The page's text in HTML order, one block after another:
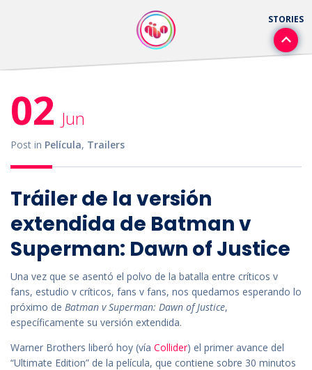
02 Jun
Post in Película, Trailers
Tráiler de la versión
extendida de Batman v
Superman: Dawn of Justice
Una vez que se asentó el polvo de la batalla entre críticos v
fans, estudio v críticos, fans v fans, nos quedamos esperando lo
próximo de Batman v Superman: Dawn of Justice,
específicamente su versión extendida.
Warner Brothers liberó hoy (vía Collider) el primer avance del
“Ultimate Edition” de la película, que contiene sobre 30 minutos